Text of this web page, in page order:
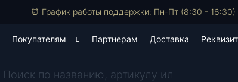
⏰ График работы поддержки: Пн-Пт (8:30 - 16:30)
Покупателям Партнерам Доставка
Поиск